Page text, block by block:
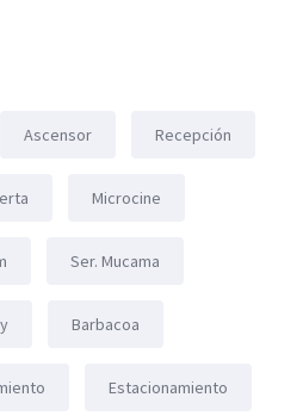
Ascensor Recepción
Microcine
Ser. Mucama
Barbacoa
Estacionamiento